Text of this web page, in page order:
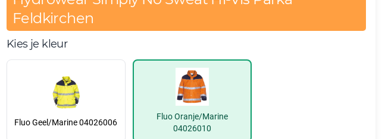
Feldkirchen
Kies je kleur
Fluo Geel/Marine 04026006
Fluo Oranje/Marine
04026010